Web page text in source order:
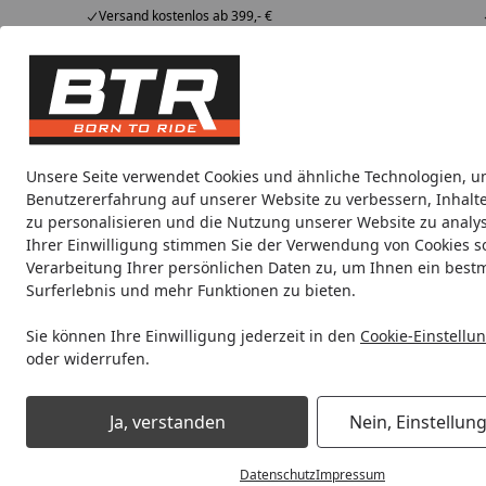
Unsere Seite verwendet Cookies und ähnliche Technologien,
Benutzererfahrung auf unserer Website zu verbessern,
zu personalisieren und die Nutzung unserer Website zu
Ihrer Einwilligung stimmen Sie der Verwendung von Cookies
Verarbeitung Ihrer persönlichen Daten zu, um Ihnen ein
Surferlebnis und mehr Funktionen zu bieten.
Sie können Ihre Einwilligung jederzeit in den Cookie-
oder widerrufen.
Ja, verstanden Nein,
DatenschutzImpressum
Versand kostenlos ab 399,- €
Hotline07051 / 9 222 5959
Mi-Fr. 8-12 Uhr
Alle Produkte
Alle ProdukteMarken
Motorradteile & Ersatzteile Anbauteile Auspuff
Noch 13 Stunden und 28 Minuten
Spare
Motorradteile & Ersatzteile Filter & Schläuche Luftfilter